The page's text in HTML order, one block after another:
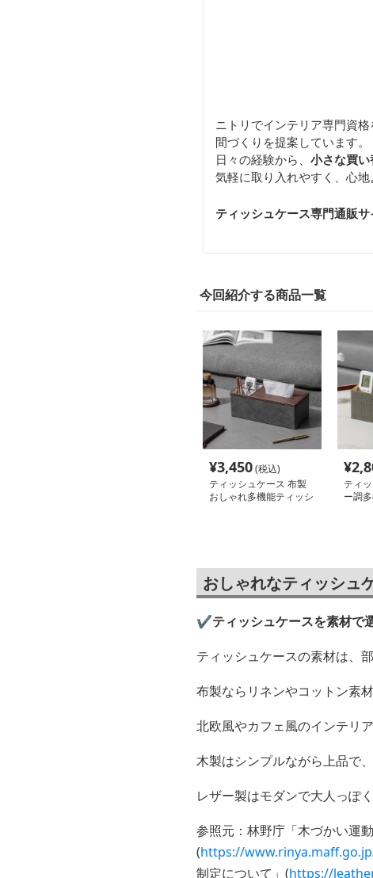
ニトリでインテリア専門資
間づくりを提案しています。
日々の経験から、 小さな買
気軽に取り入れやすく、心
ティッシュケース専門通販
今回紹介する商品一覧
¥3,450(税込)
ティッシュケース 布製
おしゃれ多機能ティッシ
¥
ティ
ー調
おしゃれなティッシュ
✔️ティッシュケースを素材で
ティッシュケースの素材は、
布製ならリネンやコットン素
北欧風やカフェ風のインテリ
木製はシンプルながら上品で
レザー製はモダンで大人っぽ
参照元：林野庁「木づかい運
(https://
制定について」(https://